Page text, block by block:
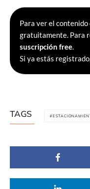
Para ver el
gratuitamente. Para
suscripción free.
Si ya estás
TAGS